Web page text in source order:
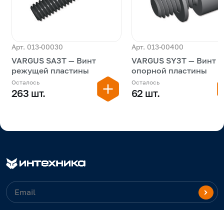
Арт. 013-00030
VARGUS SA3T — Винт
режущей пластины
Осталось
263 шт.
Арт. 013-00400
VARGUS SY3T — Винт
опорной пластины
Осталось
62 шт.